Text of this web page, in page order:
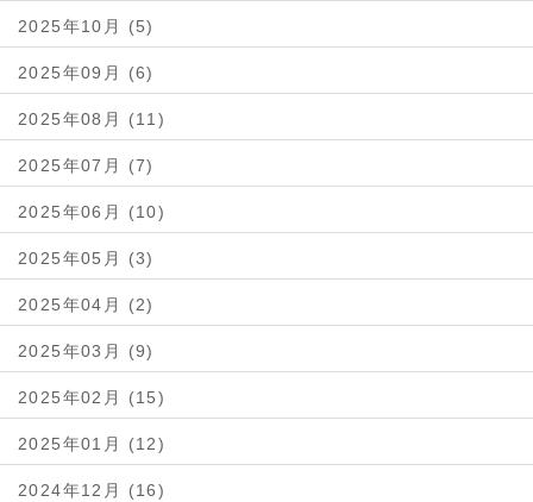
2025年10月 (5)
2025年09月 (6)
2025年08月 (11)
2025年07月 (7)
2025年06月 (10)
2025年05月 (3)
2025年04月 (2)
2025年03月 (9)
2025年02月 (15)
2025年01月 (12)
2024年12月 (16)